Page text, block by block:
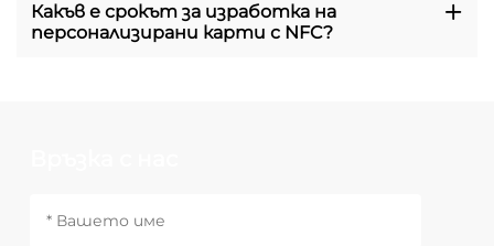
Какъв е срокът за изработка на
персонализирани карти с NFC?